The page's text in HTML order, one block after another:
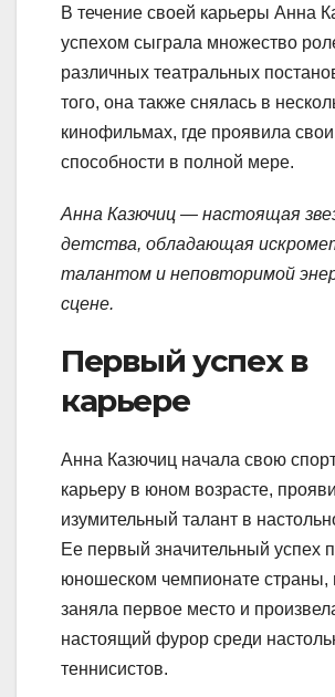
В течение своей карьеры Анна
успехом сыграла множество
различных театральных
того, она также снялась в
кинофильмах, где проявила свои
способности в полной мере.
Анна Казючиц — настоящая
детства, обладающая
талантом и неповторимой
сцене.
Первый успех в
карьере
Анна Казючиц начала свою
карьеру в юном возрасте,
изумительный талант в
Ее первый значительный успех
юношеском чемпионате страны,
заняла первое место и
настоящий фурор среди
теннисистов.